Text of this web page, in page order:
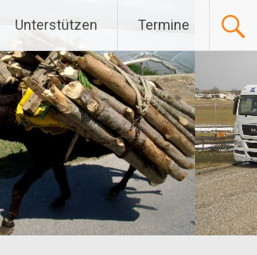
Unterstützen Termine